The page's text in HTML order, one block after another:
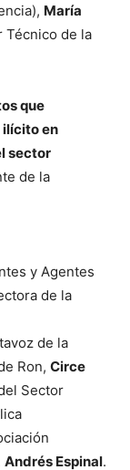
María
Técnico de la
que
en
sector
de la
y Agentes
de la
de la
Ron, Circe
Sector
Andrés Espinal.